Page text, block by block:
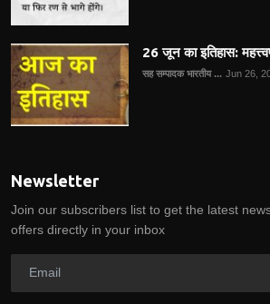
26 जून का इतिहास:
सह सम्पादक भारतीय ... Jun 26,
Newsletter
Join our subscribers list to get the latest
offers directly in your inbox